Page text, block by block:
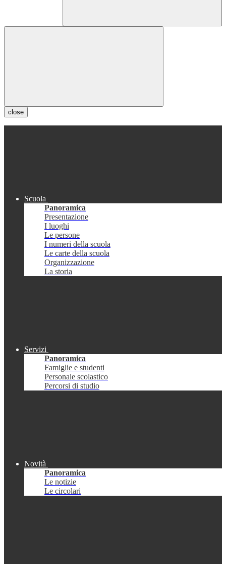
close
Scuola
Panoramica
Presentazione
I luoghi
Le persone
I numeri della scuola
Le carte della scuola
Organizzazione
La storia
Servizi
Panoramica
Famiglie e studenti
Personale scolastico
Percorsi di studio
Novità
Panoramica
Le notizie
Le circolari